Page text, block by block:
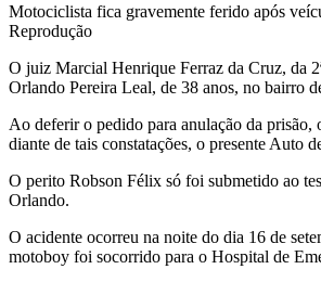
Motociclista fica gravemente ferido após
Reprodução
O juiz Marcial Henrique Ferraz da Cruz, da
Orlando Pereira Leal, de 38 anos, no bairro
Ao deferir o pedido para anulação da prisão,
diante de tais constatações, o presente Auto
O perito Robson Félix só foi submetido ao
Orlando.
O acidente ocorreu na noite do dia 16 de
motoboy foi socorrido para o Hospital de